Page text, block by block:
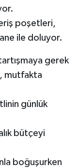
poşetleri,
ile doluyor.
gerek
mutfakta
günlük
bütçeyi
boğuşurken